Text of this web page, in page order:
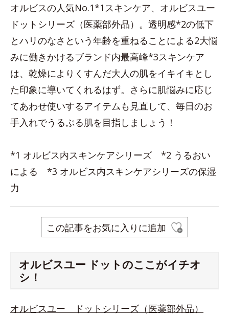
オルビスの人気No.1*1スキンケア、オルビスユー
ドットシリーズ（医薬部外品）。透明感*2の低下
とハリのなさという年齢を重ねることによる2大悩
みに働きかけるブランド内最高峰*3スキンケア
は、乾燥によりくすんだ大人の肌をイキイキとし
た印象に導いてくれるはず。さらに肌悩みに応じ
てあわせ使いするアイテムも見直して、毎日のお
手入れでうるぷる肌を目指しましょう！
*1 オルビス内スキンケアシリーズ *2 うるおい
による *3 オルビス内スキンケアシリーズの保湿
力
この記事をお気に入りに追加
オルビスユー ドットのここがイチオ
シ！
オルビスユー ドットシリーズ（医薬部外品）